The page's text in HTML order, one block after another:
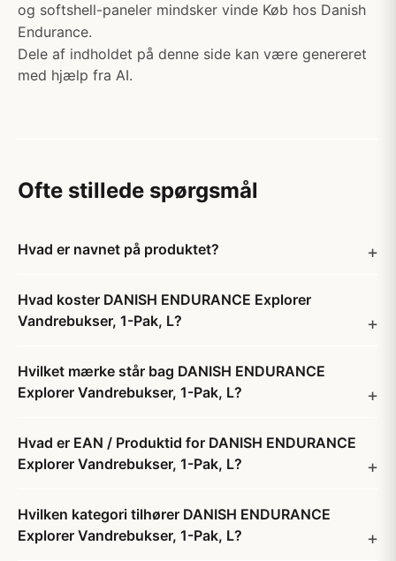
og softshell-paneler mindsker vinde Køb hos Danish
Endurance.
Dele af indholdet på denne side kan være genereret
med hjælp fra AI.
Ofte stillede spørgsmål
Hvad er navnet på produktet?
Hvad koster DANISH ENDURANCE Explorer
Vandrebukser, 1-Pak, L?
Hvilket mærke står bag DANISH ENDURANCE
Explorer Vandrebukser, 1-Pak, L?
Hvad er EAN / Produktid for DANISH ENDURANCE
Explorer Vandrebukser, 1-Pak, L?
Hvilken kategori tilhører DANISH ENDURANCE
Explorer Vandrebukser, 1-Pak, L?